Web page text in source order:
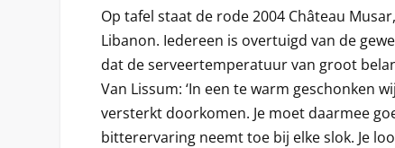
Op tafel staat de rode 2004 Château
Libanon. Iedereen is overtuigd van de
dat de serveertemperatuur van groot
Van Lissum: ‘In een te warm geschonken
versterkt doorkomen. Je moet daarmee
bitterervaring neemt toe bij elke slok. Je